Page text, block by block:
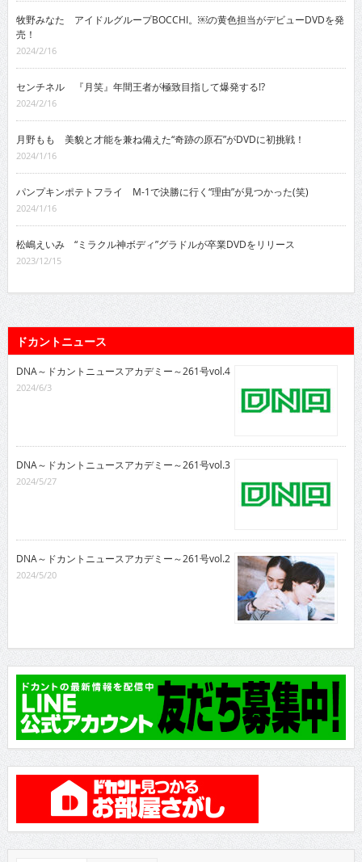
牧野みなた アイドルグループBOCCHI。￼の黄色担当がデビューDVDを発
売！
2024/2/16
センチネル 『月笑』年間王者が極致目指して爆発する!?
2024/2/16
月野もも 美貌と才能を兼ね備えた“奇跡の原石”がDVDに初挑戦！
2024/1/16
パンプキンポテトフライ M-1で決勝に行く“理由”が見つかった(笑)
2024/1/16
松嶋えいみ “ミラクル神ボディ”グラドルが卒業DVDをリリース
2023/12/15
ドカントニュース
DNA～ドカントニュースアカデミー～261号vol.4
2024/6/3
DNA～ドカントニュースアカデミー～261号vol.3
2024/5/27
DNA～ドカントニュースアカデミー～261号vol.2
2024/5/20